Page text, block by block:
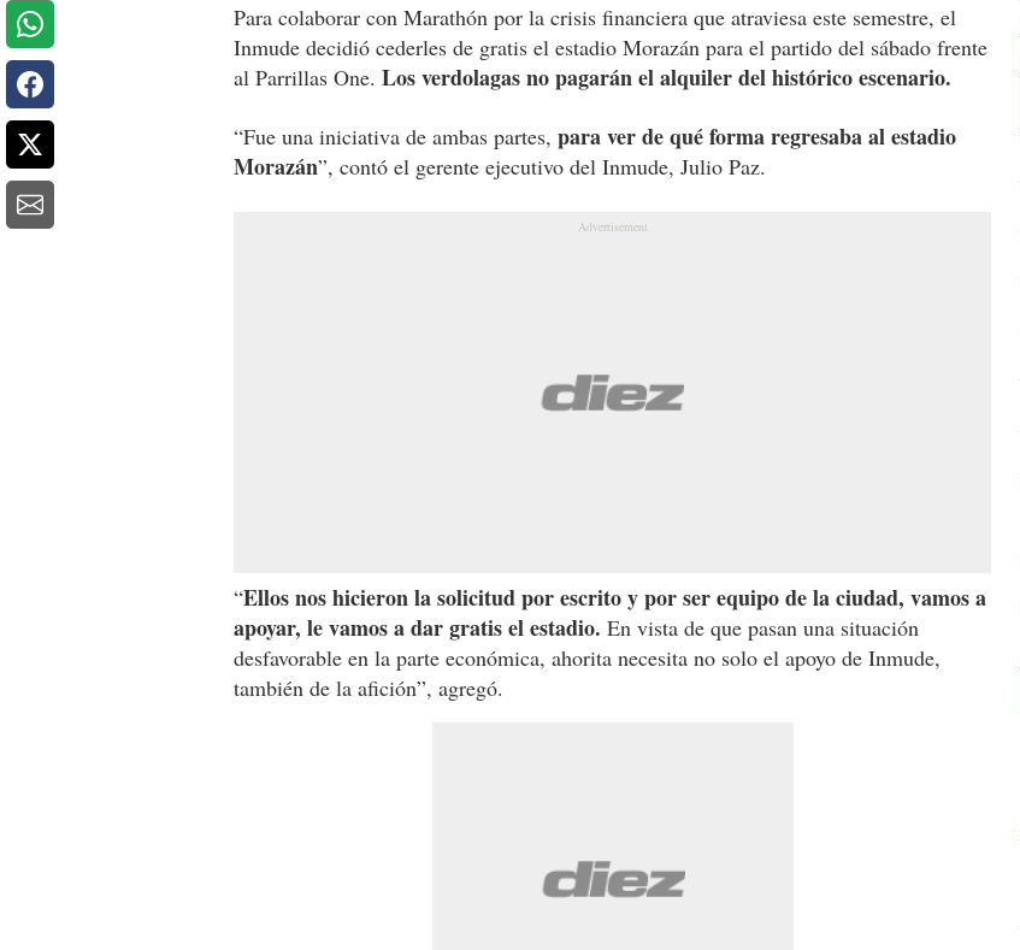
Para colaborar con Marathón por la crisis financiera que atraviesa este semestre, el
Inmude decidió cederles de gratis el estadio Morazán para el partido del sábado frente
al Parrillas One. Los verdolagas no pagarán el alquiler del histórico escenario.
“Fue una iniciativa de ambas partes, para ver de qué forma regresaba al estadio
Morazán”, contó el gerente ejecutivo del Inmude, Julio Paz.
“Ellos nos hicieron la solicitud por escrito y por ser equipo de la ciudad, vamos a
apoyar, le vamos a dar gratis el estadio. En vista de que pasan una situación
desfavorable en la parte económica, ahorita necesita no solo el apoyo de Inmude,
también de la afición”, agregó.